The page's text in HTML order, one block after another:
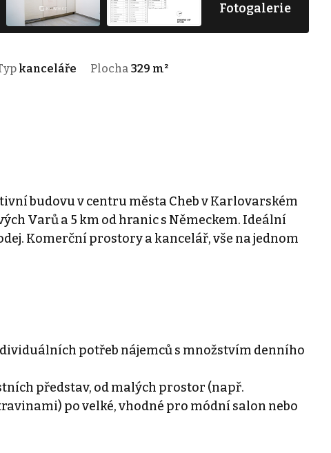
Fotogalerie
kanceláře Plocha 329 m²
budovu v centru města Cheb v Karlovarském
Varů a 5 km od hranic s Německem. Ideální
Komerční prostory a kancelář, vše na jednom
potřeb nájemců s množstvím denního
představ, od malých prostor (např.
po velké, vhodné pro módní salon nebo